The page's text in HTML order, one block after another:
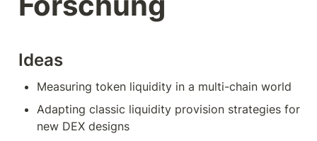
Ideas
Measuring token liquidity in a multi-chain world
Adapting classic liquidity provision strategies for
new DEX designs